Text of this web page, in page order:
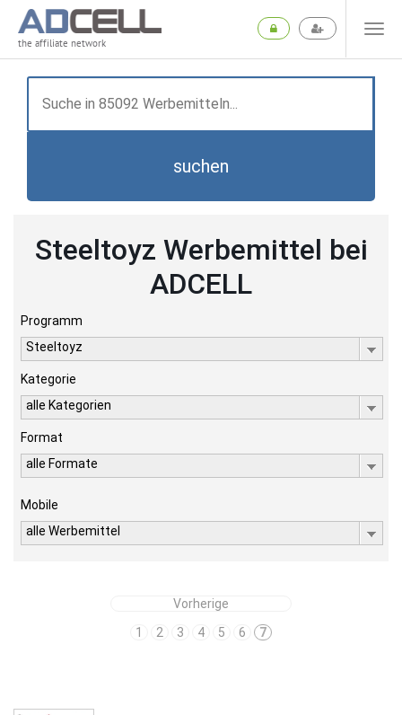
the affiliate network
suchen
Steeltoyz Werbemittel bei
ADCELL
Programm
Steeltoyz
Kategorie
alle Kategorien
Format
alle Formate
Mobile
alle Werbemittel
Vorherige
1
2 3 4 5 6 7